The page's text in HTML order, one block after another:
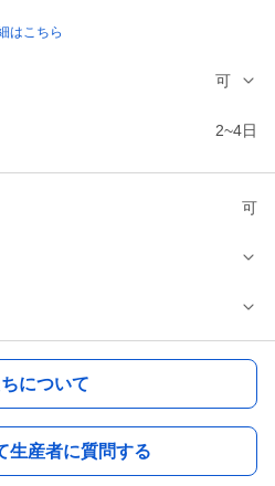
はこちら
可
2~4日
可
について
生産者に質問する